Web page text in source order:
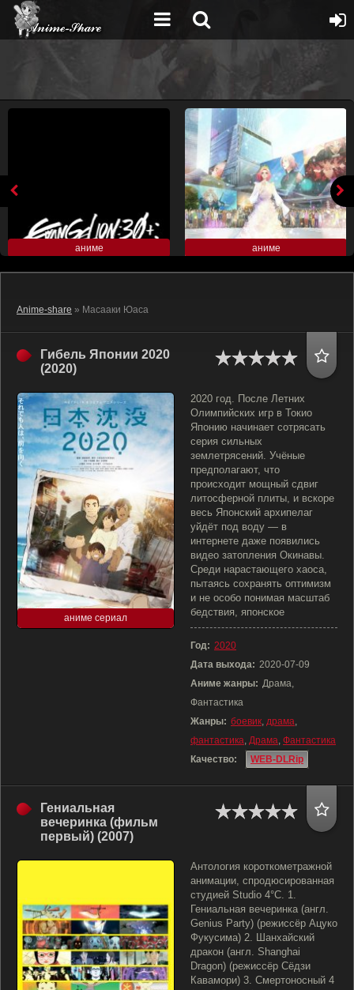
аниме аниме
Anime-share » Масааки Юаса
Гибель Японии 2020
(2020)
аниме сериал
2020 год. После Летних
Олимпийских игр в Токио
Японию начинает сотрясать
серия сильных
землетрясений. Учёные
предполагают, что
происходит мощный сдвиг
литосферной плиты, и вскоре
весь Японский архипелаг
уйдёт под воду — в
интернете даже появились
видео затопления Окинавы.
Среди нарастающего хаоса,
пытаясь сохранять оптимизм
и не особо понимая масштаб
бедствия, японское
Год: 2020
Дата выхода: 2020-07-09
Аниме жанры: Драма,
Фантастика
Жанры: боевик, драма,
фантастика, Драма, Фантастика
Качество:
WEB-DLRip
Гениальная
вечеринка (фильм
первый) (2007)
Антология короткометражной
анимации, спродюсированная
студией Studio 4°C. 1.
Гениальная вечеринка (англ.
Genius Party) (режиссёр Ацуко
Фукусима) 2. Шанхайский
дракон (англ. Shanghai
Dragon) (режиссёр Сёдзи
Кавамори) 3. Смертоносный 4